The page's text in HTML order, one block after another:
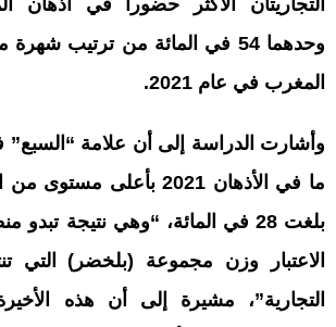
التجاريتان الأكثر حضورا في أذهان
وحدهما 54 في المائة من ترتيب
المغرب في عام 2021.
وأشارت الدراسة إلى أن علامة
ما في الأذهان 2021 بأعلى
بلغت 28 في المائة، “وهي نتيجة
الاعتبار وزن مجموعة (بلخضر) التي
التجارية”، مشيرة إلى أن هذه